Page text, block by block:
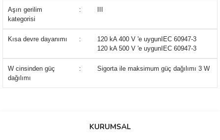
Aşırı gerilim
kategorisi
:
Kısa devre dayanımı :
120 kA 400 V 'e uygunIEC 60947-3
120 kA 500 V 'e uygunIEC 60947-3
W cinsinden güç
dağılımı
: Sigorta ile maksimum güç dağılımı 3 W
Bu ürüne ilk yorumu siz yapın!
KURUMSAL